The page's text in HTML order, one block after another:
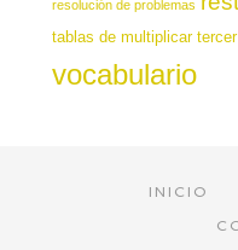
resolución de problemas
tablas de multiplicar
vocabulario
INICIO